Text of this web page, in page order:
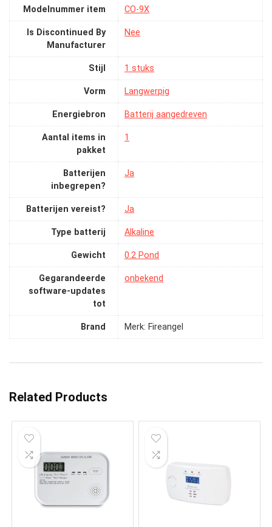
Modelnummer item ‎CO-9X
Is Discontinued By
Manufacturer
‎Nee
Stijl ‎1 stuks
Vorm ‎Langwerpig
Energiebron ‎Batterij aangedreven
Aantal items in
pakket
‎1
Batterijen
inbegrepen?
‎Ja
Batterijen vereist? ‎Ja
Type batterij ‎Alkaline
Gewicht ‎0.2 Pond
Gegarandeerde
software-updates
tot
‎onbekend
Brand Merk: Fireangel
Related Products